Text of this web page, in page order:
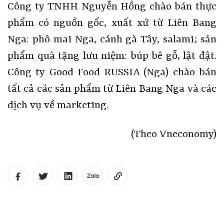
Công ty TNHH Nguyễn Hồng chào bán thực
phẩm có nguồn gốc, xuất xứ từ Liên Bang
Nga: phô mai Nga, cánh gà Tây, salami; sản
phẩm quà tặng lưu niệm: búp bê gỗ, lật đật.
Công ty Good Food RUSSIA (Nga) chào bán
tất cả các sản phẩm từ Liên Bang Nga và các
dịch vụ về marketing.
(Theo Vneconomy)